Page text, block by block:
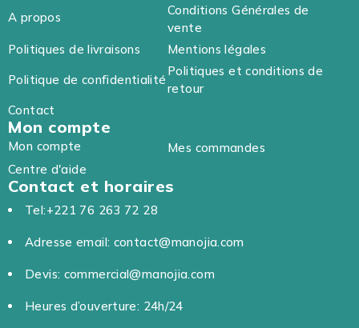
A propos
Conditions Générales de
vente
Politiques de livraisons
Mentions légales
Politique de confidentialité
Politiques et conditions de
retour
Contact
Mon compte
Mon compte
Mes commandes
Centre d'aide
Contact et horaires
Tel:+221 76 263 72 28
Adresse email: contact@manojia.com
Devis: commercial@manojia.com
Heures d’ouverture: 24h/24